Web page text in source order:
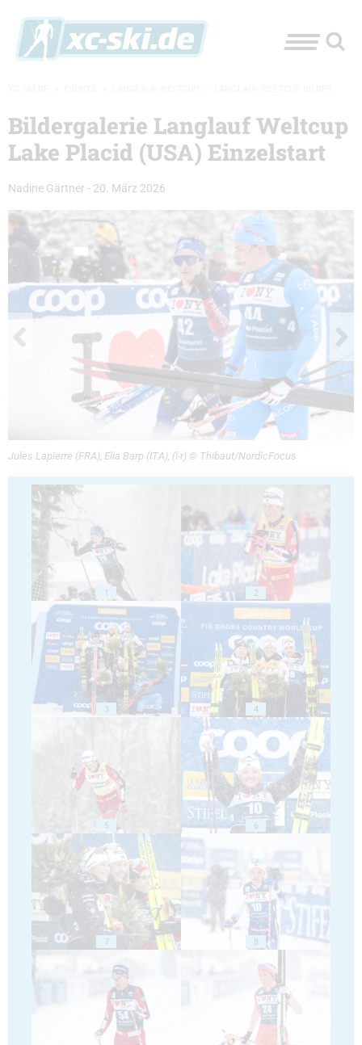
Bildergalerie Langlauf Weltcup
Lake Placid (USA) Einzelstart
Nadine Gärtner - 20. März 2026
Jules Lapierre (FRA), Elia Barp (ITA), (l-r) © Thibaut/NordicFocus
1 2
3 4
5 6
7 8